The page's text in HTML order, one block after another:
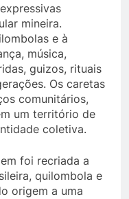
mineira.
e à
música,
guizos, rituais
Os caretas
comunitários,
um território de
coletiva.
foi recriada a
quilombola e
origem a uma